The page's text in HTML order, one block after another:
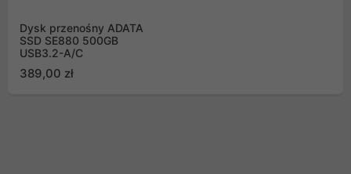
Dysk przenośny ADATA
SSD SE880 500GB
USB3.2-A/C
389,00 zł